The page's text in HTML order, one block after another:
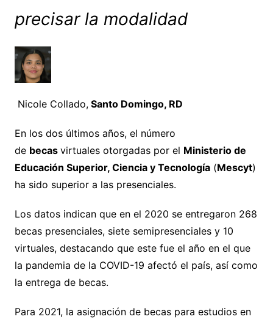
precisar la modalidad
Nicole Collado,Santo Domingo, RD
En los dos últimos años, el número
de becas virtuales otorgadas por el Ministerio de
Educación Superior, Ciencia y Tecnología(Mescyt)
ha sido superior a las presenciales.
Los datos indican que en el 2020 se entregaron 268
becas presenciales, siete semipresenciales y 10
virtuales, destacando que este fue el año en el que
la pandemia de la COVID-19 afectó el país, así como
la entrega de becas.
Para 2021, la asignación de becas para estudios en